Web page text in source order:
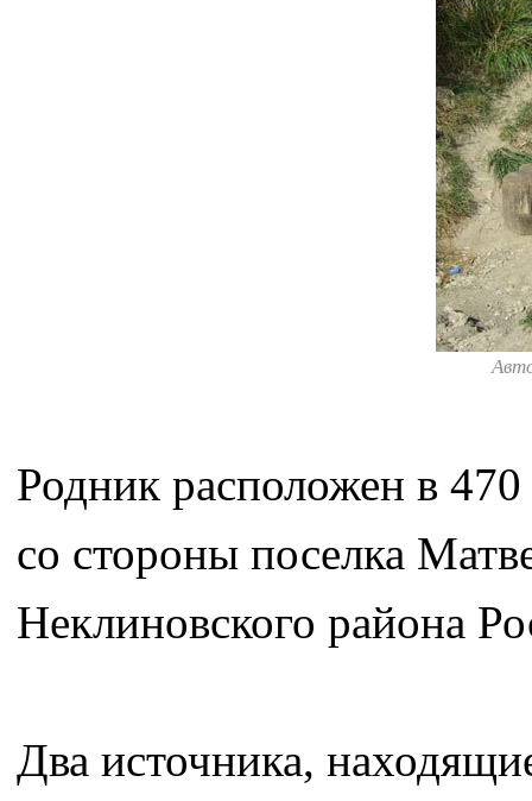
Родник расположен в 470
со стороны поселка
Неклиновского района
Два источника,